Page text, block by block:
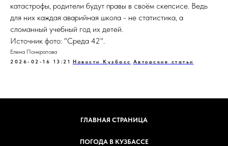
катастрофы, родители будут правы в своём скепсисе. Ведь
для них каждая аварийная школа - не статистика, а
сломанный учебный год их детей.
Источник фото: "Среда 42".
Елена Понкратова
2026-02-16 13:21 Новости Кузбасс Авторские статьи
ГЛАВНАЯ СТРАНИЦА
ПОГОДА В КУЗБАССЕ